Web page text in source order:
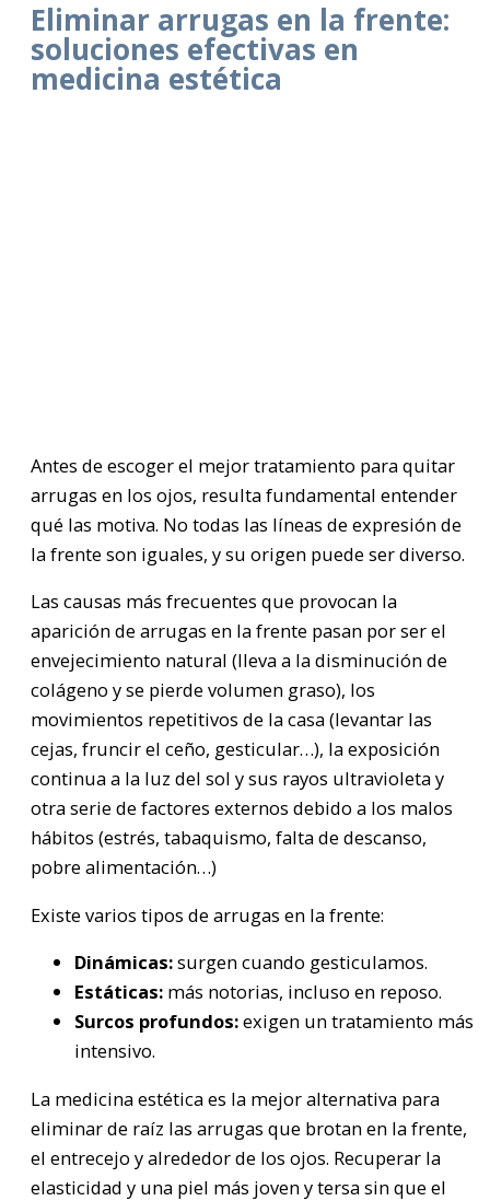
Eliminar arrugas en la frente:
soluciones efectivas en
medicina estética
Antes de escoger el mejor tratamiento para quitar
arrugas en los ojos, resulta fundamental entender
qué las motiva. No todas las líneas de expresión de
la frente son iguales, y su origen puede ser diverso.
Las causas más frecuentes que provocan la
aparición de arrugas en la frente pasan por ser el
envejecimiento natural (lleva a la disminución de
colágeno y se pierde volumen graso), los
movimientos repetitivos de la casa (levantar las
cejas, fruncir el ceño, gesticular…), la exposición
continua a la luz del sol y sus rayos ultravioleta y
otra serie de factores externos debido a los malos
hábitos (estrés, tabaquismo, falta de descanso,
pobre alimentación…)
Existe varios tipos de arrugas en la frente:
Dinámicas:surgen cuando gesticulamos.
Estáticas: más notorias, incluso en reposo.
Surcos profundos:exigen un tratamiento más
intensivo.
La medicina estética es la mejor alternativa para
eliminar de raíz las arrugas que brotan en la frente,
el entrecejo y alrededor de los ojos. Recuperar la
elasticidad y una piel más joven y tersa sin que el